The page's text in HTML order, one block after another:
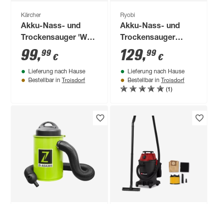
Kärcher
Akku-Nass- und
Trockensauger 'WD
3-18' 18 V ohne Akku
und Ladegerät
99,99 €
Lieferung nach Hause
Bestellbar in Troisdorf
Ryobi
Akku-Nass- und
Trockensauger
'ONE+ R18WDV-0'
18 V ohne Akku und
Ladegerät
129,99 €
Lieferung nach Hause
Bestellbar in Troisdorf
(1)